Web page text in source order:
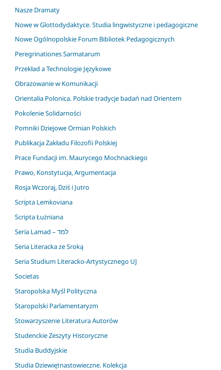
Nasze Dramaty
Nowe w Glottodydaktyce. Studia lingwistyczne i pedagogiczne
Nowe Ogólnopolskie Forum Bibliotek Pedagogicznych
Peregrinationes Sarmatarum
Przekład a Technologie Językowe
Obrazowanie w Komunikacji
Orientalia Polonica. Polskie tradycje badań nad Orientem
Pokolenie Solidarności
Pomniki Dziejowe Ormian Polskich
Publikacja Zakładu Filozofii Polskiej
Prace Fundacji im. Maurycego Mochnackiego
Prawo, Konstytucja, Argumentacja
Rosja Wczoraj, Dziś i Jutro
Scripta Lemkoviana
Scripta Łużniana
Seria Lamad – למד
Seria Literacka ze Sroką
Seria Studium Literacko-Artystycznego UJ
Societas
Staropolska Myśl Polityczna
Staropolski Parlamentaryzm
Stowarzyszenie Literatura Autorów
Studenckie Zeszyty Historyczne
Studia Buddyjskie
Studia Dziewiętnastowieczne. Kolekcja